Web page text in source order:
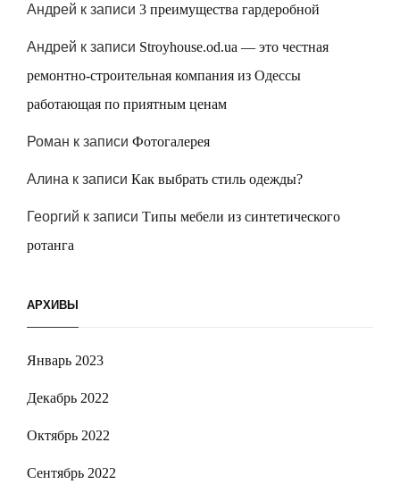
Андрей к записи 3 преимущества гардеробной
Андрей к записи Stroyhouse.od.ua — это честная
ремонтно-строительная компания из Одессы
работающая по приятным ценам
Роман к записи Фотогалерея
Алина к записи Как выбрать стиль одежды?
Георгий к записи Типы мебели из синтетического
ротанга
АРХИВЫ
Январь 2023
Декабрь 2022
Октябрь 2022
Сентябрь 2022